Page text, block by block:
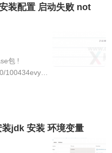
装配置 启动失败 not
100434evykz
配置 创建
jdk 安装 环境变量